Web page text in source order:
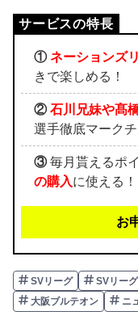
① ネーションズ
きで楽しめる！
② 石川兄妹や髙
選手徹底マーク
③毎月貰えるポ
の購入に使える！
お
SVリーグ SVリー
大阪ブルテオン
ニ